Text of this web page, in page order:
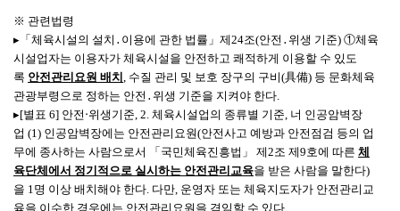
※ 관련법령
▸ 「 체육시설의 설치 ․ 이용에 관한 법률 」 제24조(안전 ․ 위생 기준) ①체육
시설업자는 이용자가 체육시설을 안전하고 쾌적하게 이용할 수 있도
록 안전관리요원 배치 , 수질 관리 및 보호 장구의 구비(具備) 등 문화체육
관광부령으로 정하는 안전 ․ 위생 기준을 지켜야 한다.
▸[별표 6] 안전 ‧위생기준, 2. 체육시설업의 종류별 기준, 너 인공암벽장
업 (1) 인공암벽장에는 안전관리요원(안전사고 예방과 안전점검 등의 업
무에 종사하는 사람으로서
「 국민체육진흥법 」 제2조 제9호에 따른 체
육단체에서 정기적으로 실시하는 안전관리교육을 받은 사람을 말한다)
을 1명 이상 배치해야 한다. 다만, 운영자 또는 체육지도자가 안전관리교
육을 이수한 경우에는 안전관리요원을 겸임할 수 있다.